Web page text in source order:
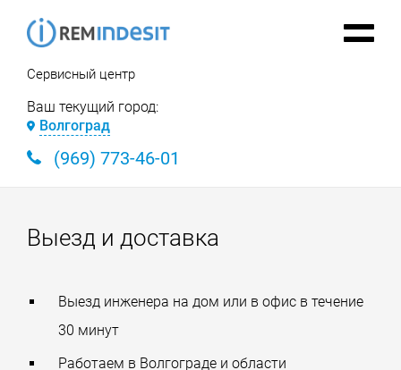
Сервисный центр
Ваш текущий город:
Волгоград
(969) 773-46-01
Выезд и доставка
Выезд инженера на дом или в офис в течение
30 минут
Работаем в Волгограде и области